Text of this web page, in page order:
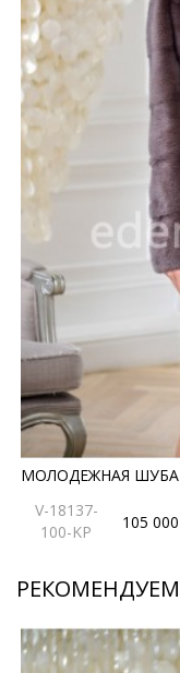
МОЛОДЕЖНАЯ
V-18137-
100-KP
105